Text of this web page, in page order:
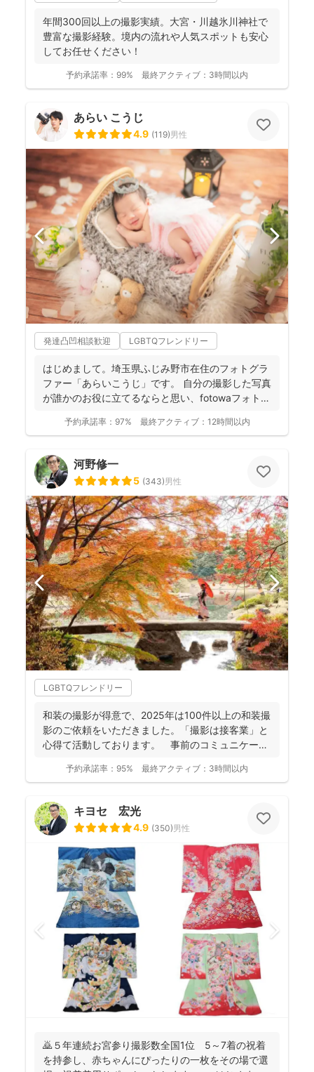
年間300回以上の撮影実績。大宮・川越氷川神社で
豊富な撮影経験。境内の流れや人気スポットも安心
してお任せください！
予約承諾率： 99% 最終アクティブ： 3時間以内
あらい こうじ
4.9 (119)男性
発達凸凹相談歓迎 LGBTQフレンドリー
はじめまして。埼玉県ふじみ野市在住のフォトグラ
ファー「あらいこうじ」です。 自分の撮影した写真
が誰かのお役に立てるならと思い、fotowaフォトグ
予約承諾率： 97% 最終アクティブ： 12時間以内
河野修一
5 (343)男性
LGBTQフレンドリー
和装の撮影が得意で、2025年は100件以上の和装撮
影のご依頼をいただきました。「撮影は接客業」と
心得て活動しております。 事前のコミュニケーシ
予約承諾率： 95% 最終アクティブ： 3時間以内
キヨセ 宏光
4.9 (350)男性
🙇５年連続お宮参り撮影数全国1位 5～7着の祝着
を持参し、赤ちゃんにぴったりの一枚をその場で選